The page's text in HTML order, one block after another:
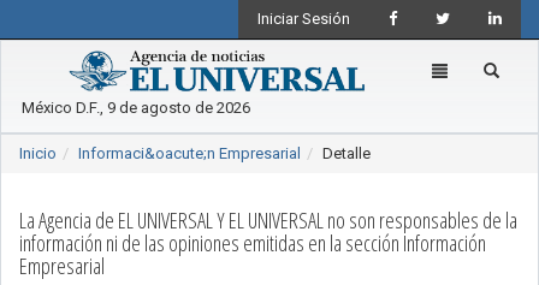
Iniciar Sesión
Toggle
México D.F., 9 de agosto de 2026
Inicio Informaci&oacute;n Empresarial Detalle
La Agencia de EL UNIVERSAL Y EL UNIVERSAL no son responsables de la
información ni de las opiniones emitidas en la sección Información
Empresarial